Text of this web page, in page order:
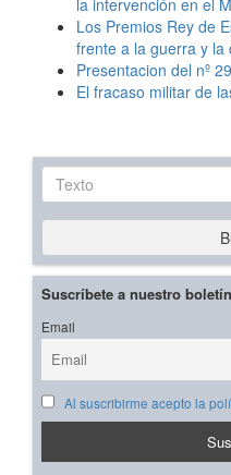
la intervención en el
Los Premios Rey de
frente a la guerra y la
Presentacion del nº
El fracaso militar de
Texto
Suscríbete a nuestro boletín
Email
Al suscribirme acepto la